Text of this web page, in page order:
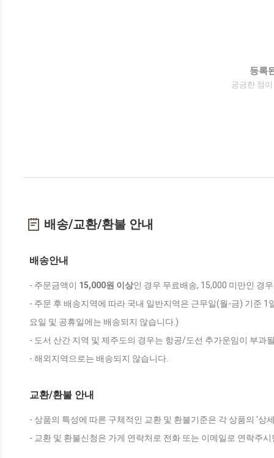
등록
궁금한 점
배송/교환/환불 안내
배송안내
- 주문금액이 15,000원 이상인 경우 무료배송, 15,000 미만인 경
- 주문 후 배송지역에 따라 국내 일반지역은 근무일(월-금) 기준
요일 및 공휴일에는 배송되지 않습니다.)
- 도서 산간 지역 및 제주도의 경우는 항공/도선 추가운임이 부과
- 해외지역으로는 배송되지 않습니다.
교환/환불 안내
- 상품의 특성에 따른 구체적인 교환 및 환불기준은 각 상품의 '상
- 교환 및 환불신청은 가게 연락처로 전화 또는 이메일로 연락주